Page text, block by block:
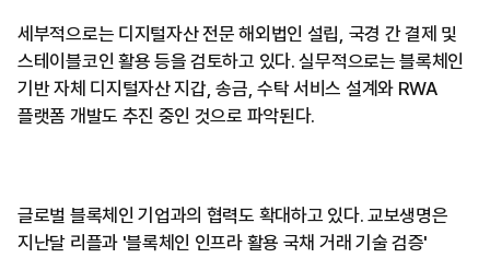
세부적으로는 디지털자산 전문 해외법인 설립, 국경 간 결제 및
스테이블코인 활용 등을 검토하고 있다. 실무적으로는 블록체인
기반 자체 디지털자산 지갑, 송금, 수탁 서비스 설계와 RWA
플랫폼 개발도 추진 중인 것으로 파악된다.
글로벌 블록체인 기업과의 협력도 확대하고 있다. 교보생명은
지난달 리플과 '블록체인 인프라 활용 국채 거래 기술 검증'